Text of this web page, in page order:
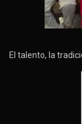
El talento, la